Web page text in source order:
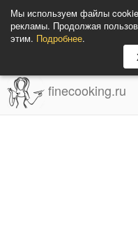
Мы используем файлы
рекламы. Продолжая
этим. Подробнее.
finecooking.ru